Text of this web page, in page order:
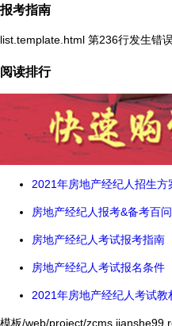
报考指南
list.template.html 第236行发生错
阅读排行
2021年房地产经纪人招生方
房地产经纪人报考&备考百
房地产经纪人考试报考指南
房地产经纪人考试报名条件
2021年房地产经纪人考试教
模板/web/project/